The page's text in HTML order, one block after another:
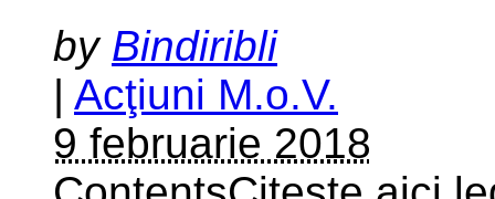
by Bindiribli
| Acţiuni M.o.V.
9 februarie 2018